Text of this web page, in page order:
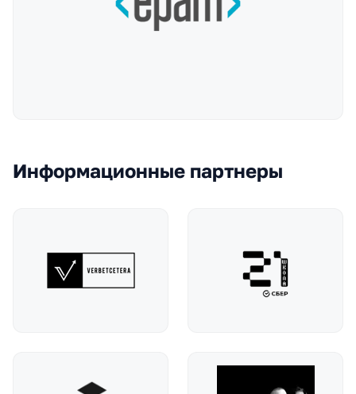
Информационные партнеры